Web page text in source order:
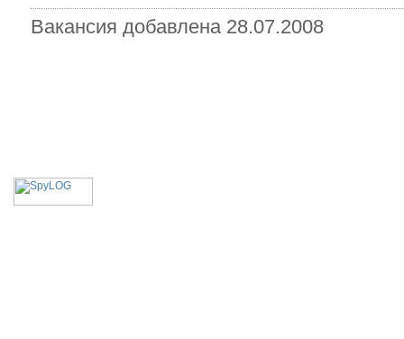
Вакансия добавлена 28.07.2008